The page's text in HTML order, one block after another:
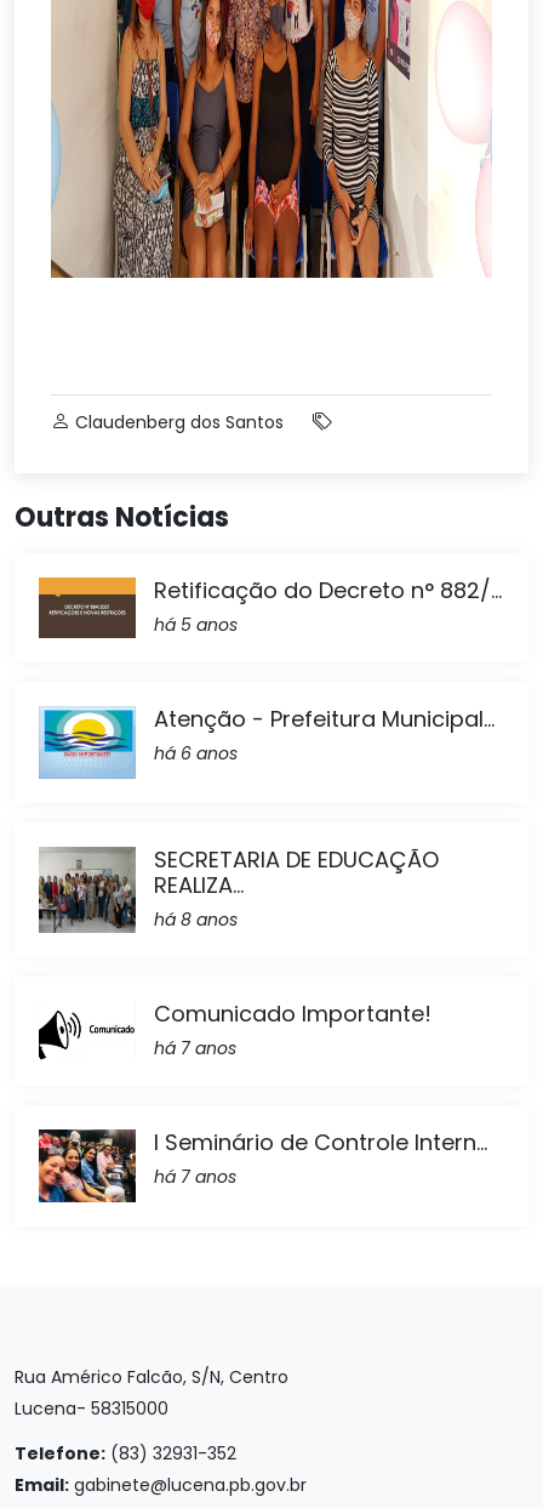
Claudenberg dos Santos
Outras Notícias
Retificação do Decreto n° 882/...
há 5 anos
Atenção - Prefeitura Municipal...
há 6 anos
SECRETARIA DE EDUCAÇÃO
REALIZA...
há 8 anos
Comunicado Importante!
há 7 anos
I Seminário de Controle Intern...
há 7 anos
Rua Américo Falcão, S/N, Centro
Lucena- 58315000
Telefone: (83) 32931-352
Email: gabinete@lucena.pb.gov.br